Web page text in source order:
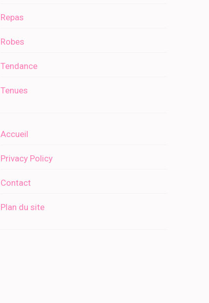
Repas
Robes
Tendance
Tenues
Accueil
Privacy Policy
Contact
Plan du site